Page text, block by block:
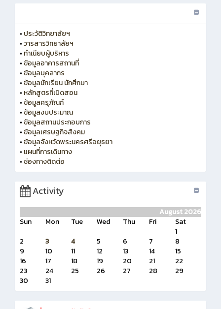
• ประวัติวิทยาลัยฯ
•วารสารวิทยาลัยฯ
• ทำเนียบผู้บริหาร
• ข้อมูลอาคารสถานที่
• ข้อมูลบุคลากร
• ข้อมูลนักเรียน นักศึกษา
• หลักสูตรที่เปิดสอน
• ข้อมูลครุภัณฑ์
• ข้อมูลงบประมาณ
• ข้อมูลสถานประกอบการ
• ข้อมูลเศรษฐกิจสังคม
• ข้อมูลจังหวัดพระนครศรีอยุธยา
• แผนที่การเดินทาง
• ช่องทางติดต่อ
Activity
August 2026
Sun
Mon Tue Wed Thu Fri
Sat
1
2
3 4 5 6 7
8
9
10 11 12 13 14
15
16
17 18 19 20 21
22
23
24 25 26 27 28
29
30
31